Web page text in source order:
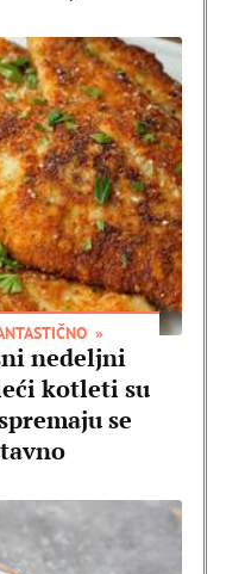
nedeljni
kotleti su
se